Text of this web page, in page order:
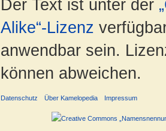
Der Text ist unter der
Alike“-Lizenz
anwendbar sein.
können abweichen.
Datenschutz Über Kamelopedia Impressum